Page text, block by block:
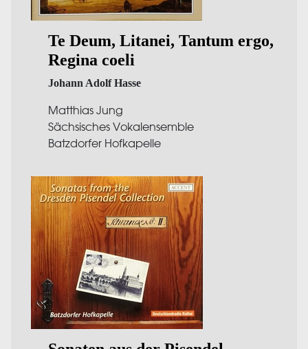
Te Deum, Litanei, Tantum ergo,
Regina coeli
Johann Adolf Hasse
Matthias Jung
Sächsisches Vokalensemble
Batzdorfer Hofkapelle